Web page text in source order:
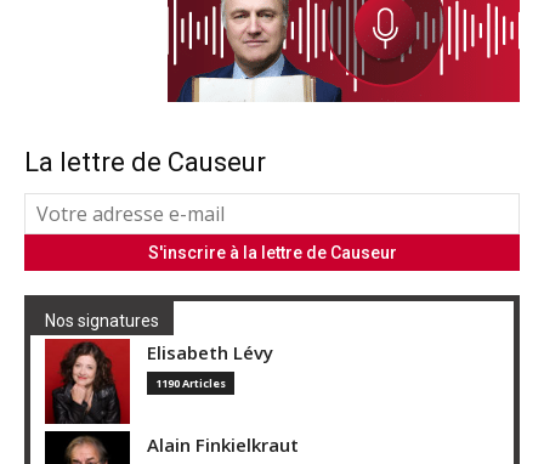
La lettre de Causeur
Nos signatures
Elisabeth Lévy
1190 Articles
Alain Finkielkraut